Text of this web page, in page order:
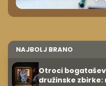
NAJBOLJ BRANO
Otroci
družinske